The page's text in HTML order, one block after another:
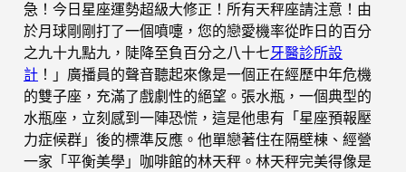
急！今日星座運勢超級大修正！所有天秤座請注意！由
於月球剛剛打了一個噴嚏，您的戀愛機率從昨日的百分
之九十九點九，陡降至負百分之八十七牙醫診所設
計 ！」廣播員的聲音聽起來像是一個正在經歷中年危機
的雙子座，充滿了戲劇性的絕望。張水瓶，一個典型的
水瓶座，立刻感到一陣恐慌，這是他患有「星座預報壓
力症候群」後的標準反應。他單戀著住在隔壁棟、經營
一家「平衡美學」咖啡館的林天秤。林天秤完美得像是